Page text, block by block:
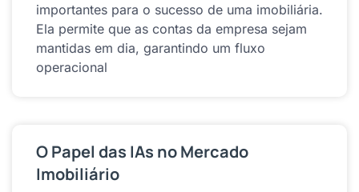
importantes para o sucesso de uma imobiliária.
Ela permite que as contas da empresa sejam
mantidas em dia, garantindo um fluxo
operacional
O Papel das IAs no Mercado
Imobiliário